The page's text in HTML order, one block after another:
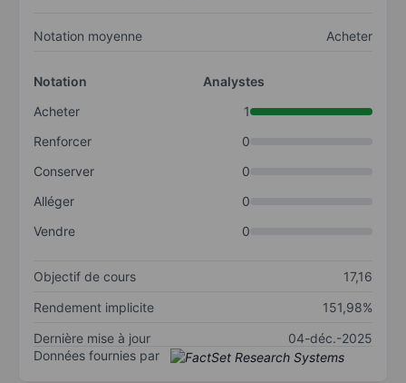
Notation moyenne Acheter
Notation
Analystes
Acheter
1
Renforcer
0
Conserver
0
Alléger
0
Vendre
0
Objectif de cours
17,16
Rendement implicite
151,98%
Dernière mise à jour
04-déc.-2025
Données fournies par